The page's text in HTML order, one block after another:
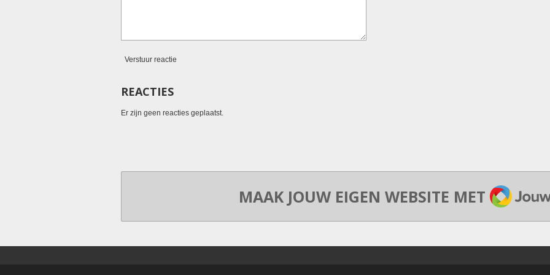
Verstuur reactie
REACTIES
Er zijn geen reacties geplaatst.
MAAK JOUW EIGEN WEBSITE MET